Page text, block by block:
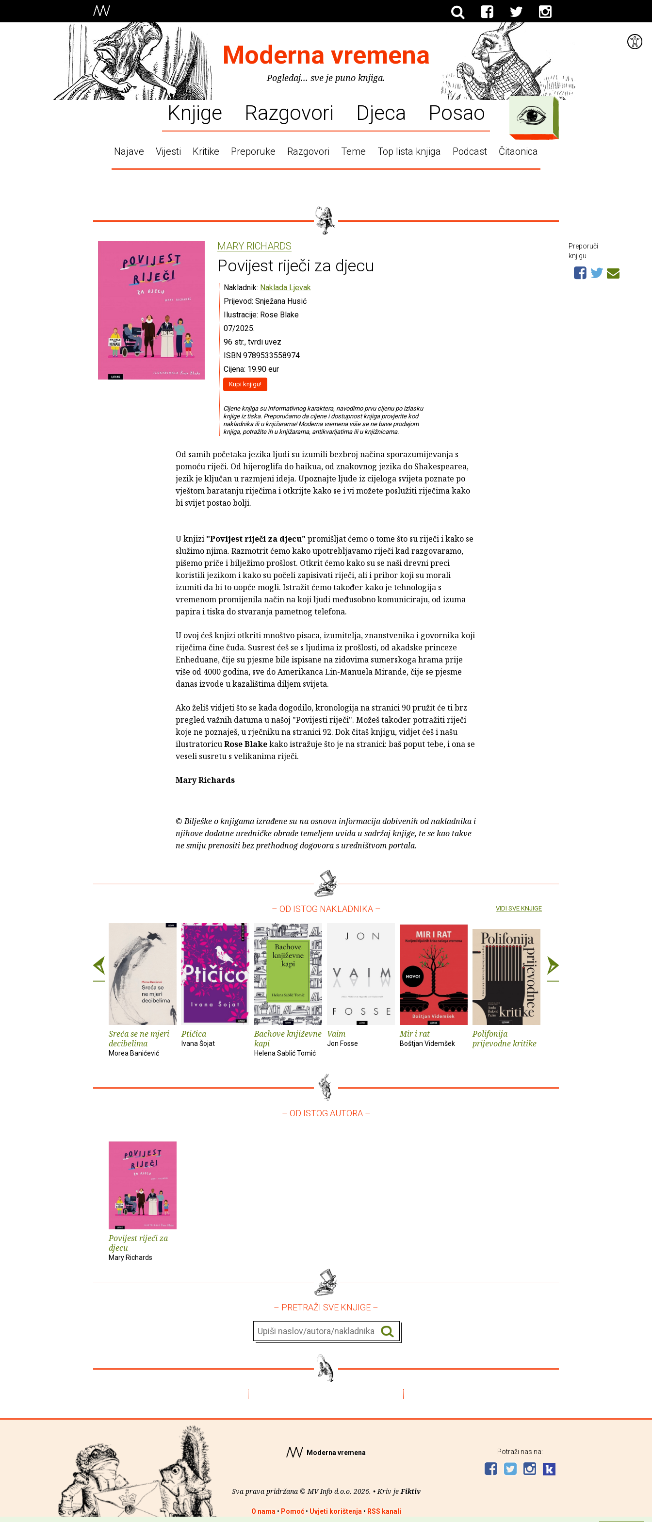
Moderna vremena
Pogledaj... sve je puno knjiga.
Knjige Razgovori Djeca Posao
Najave Vijesti Kritike Preporuke Razgovori Teme Top lista knjiga Podcast Čitaonica
MARY RICHARDS
Povijest riječi za djecu
Nakladnik: Naklada Ljevak
Prijevod: Snježana Husić
Ilustracije: Rose Blake
07/2025.
96 str., tvrdi uvez
ISBN 9789533558974
Cijena: 19.90 eur
Kupi knjigu!
Cijene knjiga su informativnog karaktera, navodimo prvu cijenu po izlasku
knjige iz tiska. Preporučamo da cijene i dostupnost knjiga provjerite kod
nakladnika ili u knjižarama! Moderna vremena više se ne bave prodajom
knjiga, potražite ih u knjižarama, antikvarijatima ili u knjižnicama.
Od samih početaka jezika ljudi su izumili bezbroj načina sporazumijevanja s
pomoću riječi. Od hijeroglifa do haikua, od znakovnog jezika do Shakespearea,
jezik je ključan u razmjeni ideja. Upoznajte ljude iz cijeloga svijeta poznate po
vještom baratanju riječima i otkrijte kako se i vi možete poslužiti riječima kako
bi svijet postao bolji.
U knjizi "Povijest riječi za djecu" promišljat ćemo o tome što su riječi i kako se
služimo njima. Razmotrit ćemo kako upotrebljavamo riječi kad razgovaramo,
pišemo priče i bilježimo prošlost. Otkrit ćemo kako su se naši drevni preci
koristili jezikom i kako su počeli zapisivati riječi, ali i pribor koji su morali
izumiti da bi to uopće mogli. Istražit ćemo također kako je tehnologija s
vremenom promijenila način na koji ljudi međusobno komuniciraju, od izuma
papira i tiska do stvaranja pametnog telefona.
U ovoj ćeš knjizi otkriti mnoštvo pisaca, izumitelja, znanstvenika i govornika koji
riječima čine čuda. Susrest ćeš se s ljudima iz prošlosti, od akadske princeze
Enheduane, čije su pjesme bile ispisane na zidovima sumerskoga hrama prije
više od 4000 godina, sve do Amerikanca Lin-Manuela Mirande, čije se pjesme
danas izvode u kazalištima diljem svijeta.
Ako želiš vidjeti što se kada dogodilo, kronologija na stranici 90 pružit će ti brz
pregled važnih datuma u našoj "Povijesti riječi". Možeš također potražiti riječi
koje ne poznaješ, u rječniku na stranici 92. Dok čitaš knjigu, vidjet ćeš i našu
ilustratoricuRose Blakekako istražuje što je na stranici: baš poput tebe, i ona se
veseli susretu s velikanima riječi.
Mary Richards
© Bilješke o knjigama izrađene su na osnovu informacija dobivenih od nakladnika i
njihove dodatne uredničke obrade temeljem uvida u sadržaj knjige, te se kao takve
ne smiju prenositi bez prethodnog dogovora s uredništvom portala.
Preporuči
knjigu
– OD ISTOG NAKLADNIKA –
Sreća se ne mjeri
decibelima
Morea Banićević
Ptičica
Ivana Šojat
Bachove književne
kapi
Helena Sablić Tomić
Vaim
Jon Fosse
Mir i rat
Boštjan Videmšek
Polifonija
prijevodne kritike
VIDI SVE KNJIGE
– OD ISTOG AUTORA –
Povijest riječi za
djecu
Mary Richards
– PRETRAŽI SVE KNJIGE –
Moderna vremena
Sva prava pridržana © MV Info d.o.o. 2026. • Kriv jeFiktiv
O nama• Pomoć• Uvjeti korištenja• RSS kanali
Potraži nas na: